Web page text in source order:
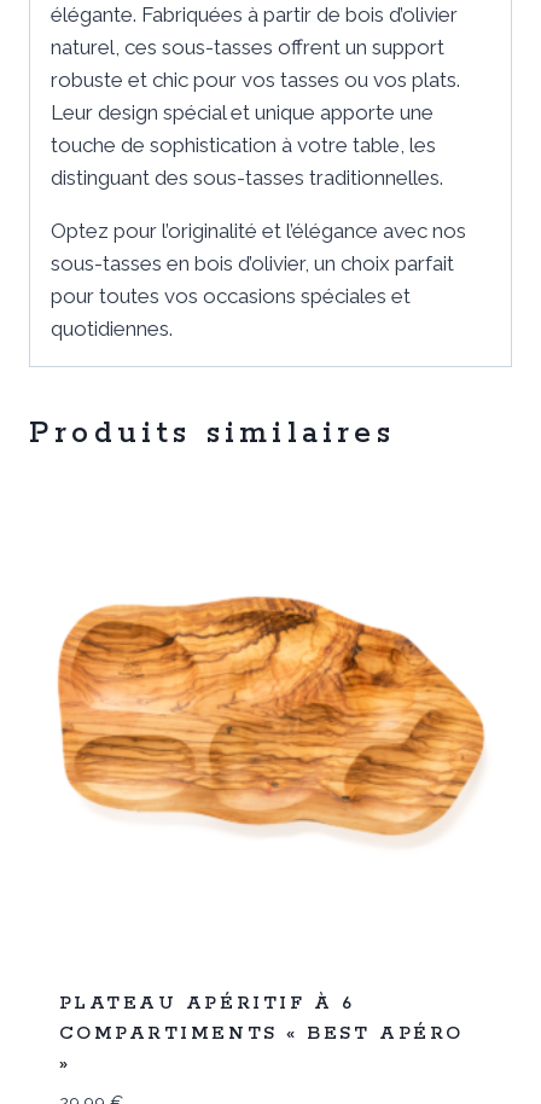
élégante. Fabriquées à partir de bois d’olivier
naturel, ces sous-tasses offrent un support
robuste et chic pour vos tasses ou vos plats.
Leur design spécial et unique apporte une
touche de sophistication à votre table, les
distinguant des sous-tasses traditionnelles.
Optez pour l’originalité et l’élégance avec nos
sous-tasses en bois d’olivier, un choix parfait
pour toutes vos occasions spéciales et
quotidiennes.
Produits similaires
Promo
PLATEAU APÉRITIF À 6
COMPARTIMENTS « BEST APÉRO
»